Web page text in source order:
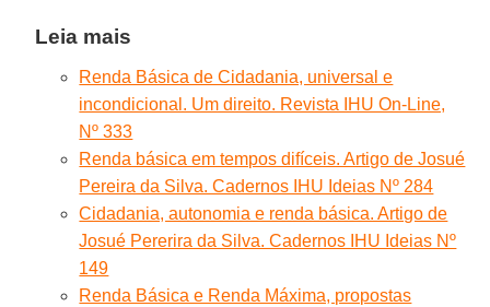
Leia mais
Renda Básica de Cidadania, universal e
incondicional. Um direito. Revista IHU On-Line,
Nº 333
Renda básica em tempos difíceis. Artigo de Josué
Pereira da Silva. Cadernos IHU Ideias Nº 284
Cidadania, autonomia e renda básica. Artigo de
Josué Pererira da Silva. Cadernos IHU Ideias Nº
149
Renda Básica e Renda Máxima, propostas